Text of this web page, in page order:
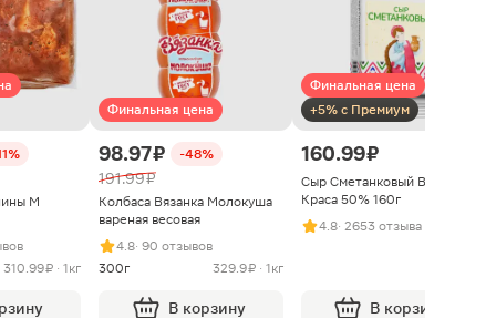
М
310.99 ₽ · 1кг
Финальная цена
98.97 ₽ -48%
191.99 ₽
Колбаса Вязанка Молокуша
вареная весовая
4.8· 90 отзывов
300г
329.9 ₽ · 1кг
В корзину
Финальная цена
+5% с Премиум
160.99 ₽
Сыр Сметанковый Варвара
Краса 50% 160г
4.8· 2653 отзыва
В корзину